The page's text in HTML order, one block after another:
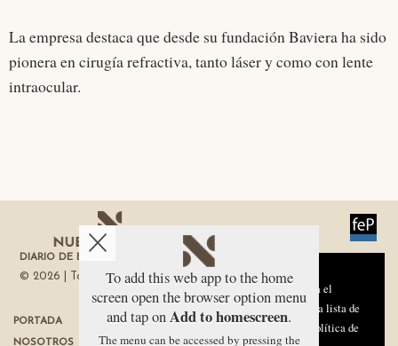
La empresa destaca que desde su fundación Baviera ha sido
pionera en cirugía refractiva, tanto láser y como con lente
intraocular.
DIARIO DE ECONOMÍA DE LA REGIÓN DE MURCIA
© 2026 | Todos los derechos reservados
PORTADA
NOSOTROS
TÉRMINOS DE USO
PROTECCIÓN DE DATOS
To add this web app to the home
screen open the browser option menu
and tap onAdd to homescreen.
The menu can be accessed by pressing the
Aviso sobre el Uso de cookies:
Utilizamos cookies nuestras y de terceros para el
funcionamiento del digital. Puedes consultar la lista de
cookies y como desconectarlas.Ver nuestra Política de